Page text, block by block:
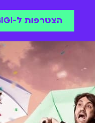
הצטרפות ל-BIGI